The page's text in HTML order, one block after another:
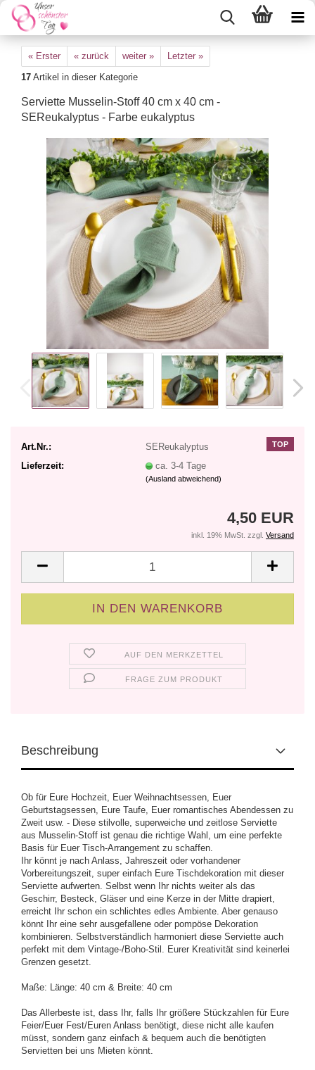
« Erster « zurück weiter »
Letzter »
17 Artikel in dieser Kategorie
Serviette Musselin-Stoff 40 cm x 40 cm -
SEReukalyptus - Farbe eukalyptus
TOP
Art.Nr.:
SEReukalyptus
Lieferzeit:
ca. 3-4 Tage
(Ausland abweichend)
4,50 EUR
inkl. 19% MwSt. zzgl. Versand
AUF DEN MERKZETTEL
FRAGE ZUM PRODUKT
Beschreibung
Ob für Eure Hochzeit, Euer Weihnachtsessen, Euer
Geburtstagsessen, Eure Taufe, Euer romantisches Abendessen zu
Zweit usw. - Diese stilvolle, superweiche und zeitlose Serviette
aus Musselin-Stoff ist genau die richtige Wahl, um eine perfekte
Basis für Euer Tisch-Arrangement zu schaffen.
Ihr könnt je nach Anlass, Jahreszeit oder vorhandener
Vorbereitungszeit, super einfach Eure Tischdekoration mit dieser
Serviette aufwerten. Selbst wenn Ihr nichts weiter als das
Geschirr, Besteck, Gläser und eine Kerze in der Mitte drapiert,
erreicht Ihr schon ein schlichtes edles Ambiente. Aber genauso
könnt Ihr eine sehr ausgefallene oder pompöse Dekoration
kombinieren. Selbstverständlich harmoniert diese Serviette auch
perfekt mit dem Vintage-/Boho-Stil. Eurer Kreativität sind keinerlei
Grenzen gesetzt.
Maße: Länge: 40 cm & Breite: 40 cm
Das Allerbeste ist, dass Ihr, falls Ihr größere Stückzahlen für Eure
Feier/Euer Fest/Euren Anlass benötigt, diese nicht alle kaufen
müsst, sondern ganz einfach & bequem auch die benötigten
Servietten bei uns Mieten könnt.